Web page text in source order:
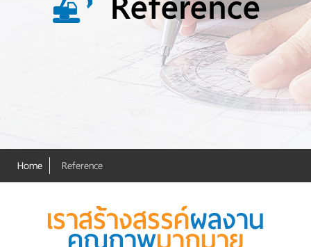
Home Reference
เราสร้างสรรค์ผลงาน